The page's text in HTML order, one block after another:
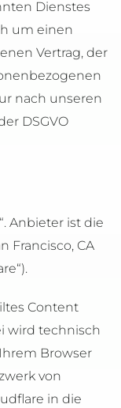
Dienstes
um einen
Vertrag, der
nach unseren
DSGVO
Anbieter ist die
Francisco, CA
Content
wird technisch
Browser
von
in die